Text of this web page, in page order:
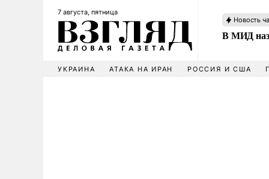
7 августа, пятница
Новость
В МИД
УКРАИНА АТАКА НА ИРАН РОССИЯ И США